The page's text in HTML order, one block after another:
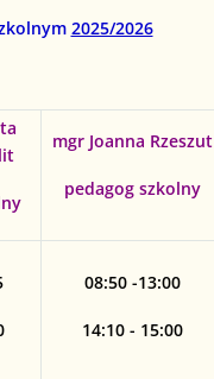
2025/2026
mgr Joanna Rzeszut
pedagog szkolny
08:50 -13:00
14:10 - 15:00